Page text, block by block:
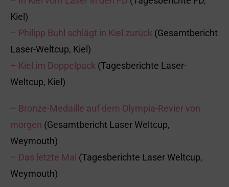
Kiel)
– Philipp Buhl schlägt in Kiel zurück (Gesamtbericht
Laser-Weltcup, Kiel)
– Kiel im Doppelpack (Tagesberichte Laser-
Weltcup, Kiel)
– Bronze-Medaille auf dem Olympia-Revier von
morgen (Gesamtbericht Laser Weltcup,
Weymouth)
– Das letzte Mal (Tagesberichte Laser Weltcup,
Weymouth)